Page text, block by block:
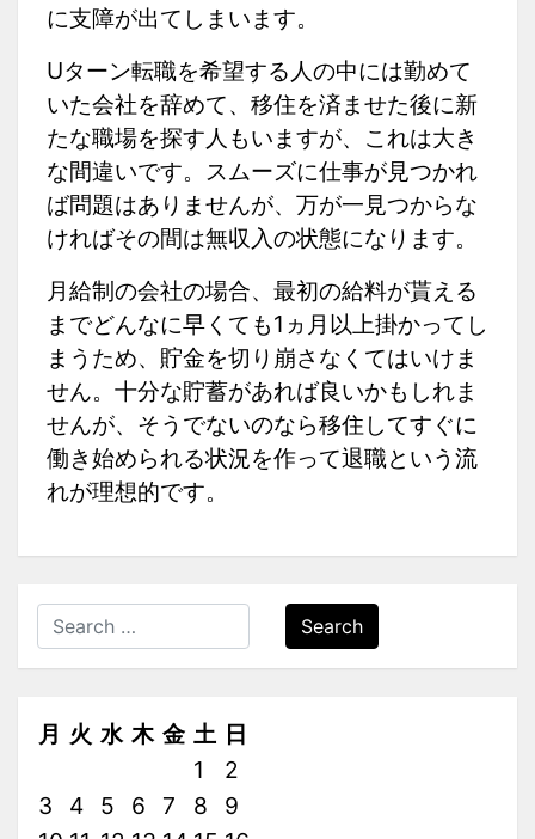
に支障が出てしまいます。
Uターン転職を希望する人の中には勤めて
いた会社を辞めて、移住を済ませた後に新
たな職場を探す人もいますが、これは大き
な間違いです。スムーズに仕事が見つかれ
ば問題はありませんが、万が一見つからな
ければその間は無収入の状態になります。
月給制の会社の場合、最初の給料が貰える
までどんなに早くても1ヵ月以上掛かってし
まうため、貯金を切り崩さなくてはいけま
せん。十分な貯蓄があれば良いかもしれま
せんが、そうでないのなら移住してすぐに
働き始められる状況を作って退職という流
れが理想的です。
Search
月 火 水 木 金 土 日
1
2
3
4 5 6 7 8
9